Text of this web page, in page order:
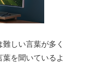
しい言葉が多く
を聞いているよ